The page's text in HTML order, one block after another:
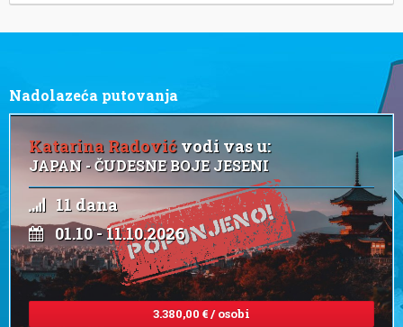
Nadolazeća putovanja
Katarina Radović vodi vas u:
JAPAN - ČUDESNE BOJE JESENI
11 dana
01.10 - 11.10.2026
3.380,00 € / osobi